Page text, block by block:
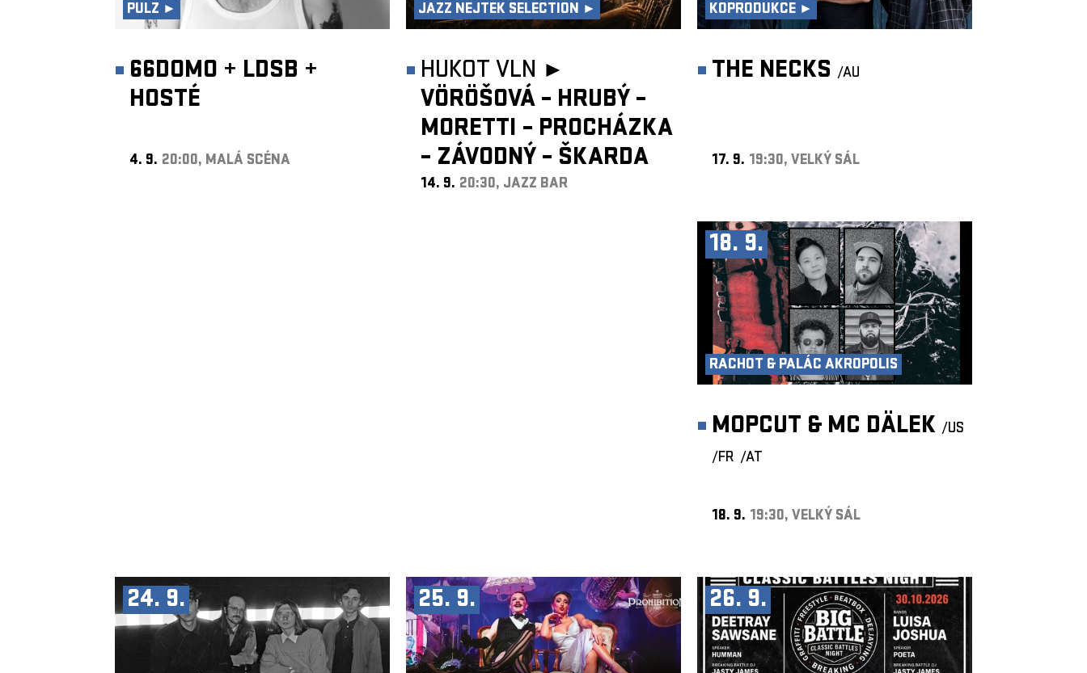
PULZ ►
66DOMO + LDSB +
HOSTÉ
4. 9. 20:00, MALÁ SCÉNA
JAZZ NEJTEK SELECTION ►
HUKOT VLN ►
VÖRÖŠOVÁ – HRUBÝ –
MORETTI – PROCHÁZKA
– ZÁVODNÝ – ŠKARDA
14. 9. 20:30, JAZZ BAR
KOPRODUKCE ►
THE NECKS /AU
17. 9. 19:30, VELKÝ SÁL
18. 9.
RACHOT & PALÁC AKROPOLIS
MOPCUT & MC DÄLEK /US
/FR /AT
18. 9. 19:30, VELKÝ SÁL
24. 9. 25. 9. 26. 9.